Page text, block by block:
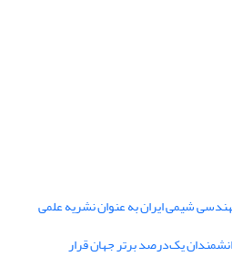
شیمی ایران به عنوان نشریه علمی
دانشمندان یک‌درصد برتر جهان قرار